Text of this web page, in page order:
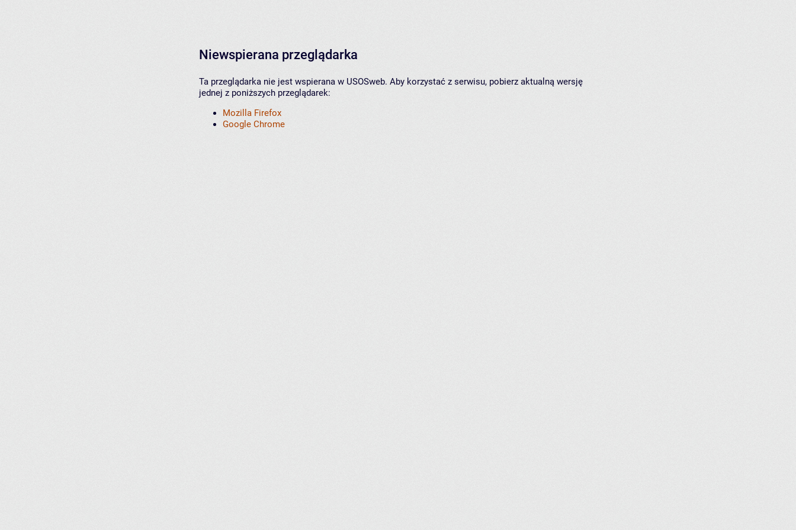
Niewspierana przeglądarka
Ta przeglądarka nie jest wspierana w USOSweb. Aby korzystać z serwisu, pobierz aktualną wersję
jednej z poniższych przeglądarek:
Mozilla Firefox
Google Chrome